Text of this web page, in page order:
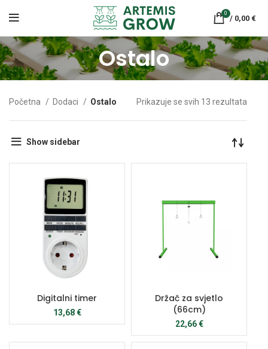
0
/ 0,00 €
Ostalo
Početna Dodaci Ostalo Prikazuje se svih 13 rezultata
Show sidebar
Digitalni timer
13,68€
Držač za svjetlo
(66cm)
22,66€